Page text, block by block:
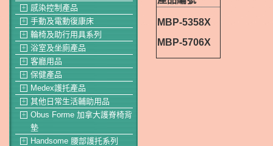
＋ 感染控制產品
＋ 手動及電動復康床
＋ 輪椅及助行用具系列
＋ 浴室及坐廁產品
＋ 客廳用品
＋ 保健產品
＋ Medex護托產品
＋ 其他日常生活輔助用品
＋
Obus Forme 加拿大護脊椅背
墊
＋ Handsome 腰部護托系列
MBP-5358X
MBP-5706X